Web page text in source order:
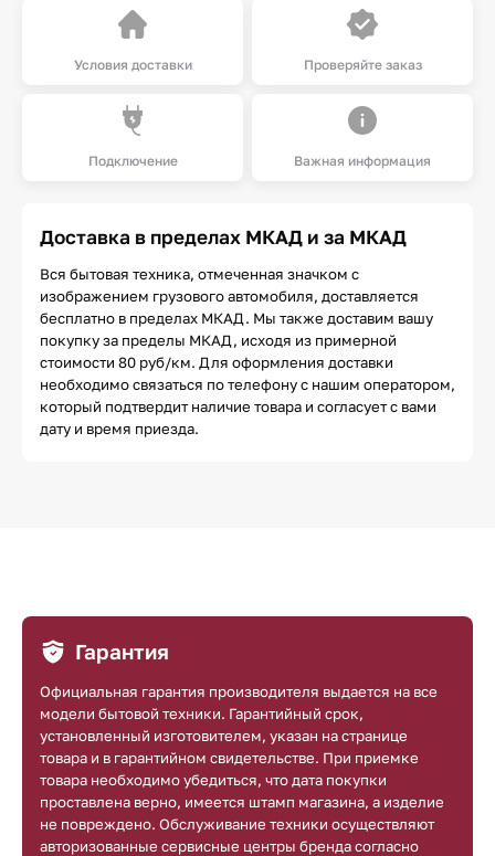
Условия доставки Проверяйте заказ
Подключение Важная информация
Доставка в пределах МКАД и за МКАД
Вся бытовая техника, отмеченная значком с
изображением грузового автомобиля, доставляется
бесплатно в пределах МКАД. Мы также доставим вашу
покупку за пределы МКАД, исходя из примерной
стоимости 80 руб/км. Для оформления доставки
необходимо связаться по телефону с нашим оператором,
который подтвердит наличие товара и согласует с вами
дату и время приезда.
Гарантия
Официальная гарантия производителя выдается на все
модели бытовой техники. Гарантийный срок,
установленный изготовителем, указан на странице
товара и в гарантийном свидетельстве. При приемке
товара необходимо убедиться, что дата покупки
проставлена верно, имеется штамп магазина, а изделие
не повреждено. Обслуживание техники осуществляют
авторизованные сервисные центры бренда согласно